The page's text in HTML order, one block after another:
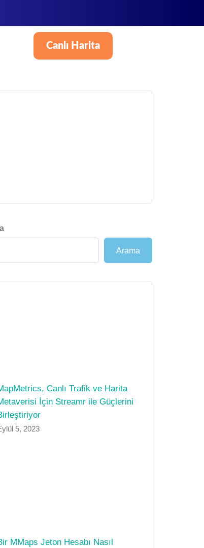
Canlı Harita
Arama
Canlı Trafik ve Harita
İçin Streamr ile Güçlerini
5, 2023
MMaps Jeton Hesabı Nasıl